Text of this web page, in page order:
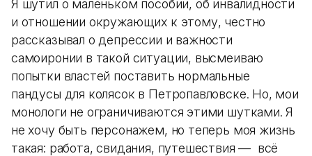
Я шутил о маленьком пособии, об инвалидности
и отношении окружающих к этому, честно
рассказывал о депрессии и важности
самоиронии в такой ситуации, высмеиваю
попытки властей поставить нормальные
пандусы для колясок в Петропавловске. Но, мои
монологи не ограничиваются этими шутками. Я
не хочу быть персонажем, но теперь моя жизнь
такая: работа, свидания, путешествия — всё